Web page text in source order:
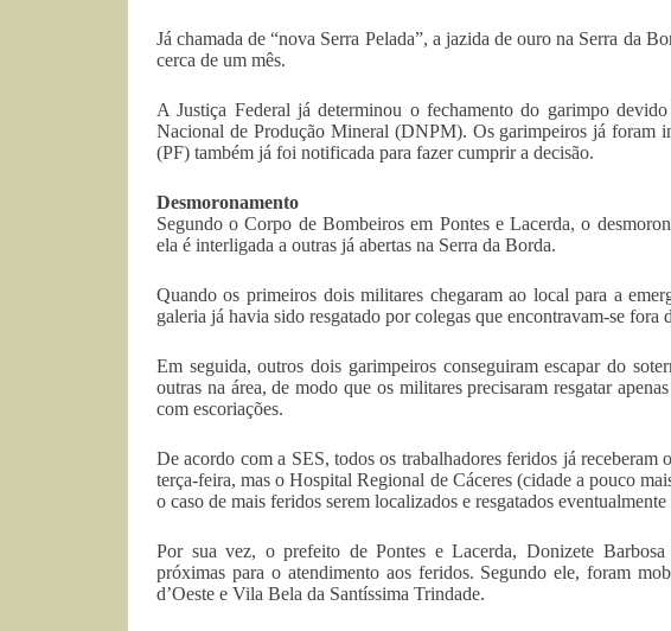
Já chamada de “nova Serra Pelada”, a jazida de ouro na Serra da
cerca de um mês.
A Justiça Federal já determinou o fechamento do garimpo
Nacional de Produção Mineral (DNPM). Os garimpeiros já foram
(PF) também já foi notificada para fazer cumprir a decisão.
Desmoronamento
Segundo o Corpo de Bombeiros em Pontes e Lacerda, o
ela é interligada a outras já abertas na Serra da Borda.
Quando os primeiros dois militares chegaram ao local para a
galeria já havia sido resgatado por colegas que encontravam-se fora
Em seguida, outros dois garimpeiros conseguiram escapar do
outras na área, de modo que os militares precisaram resgatar
com escoriações.
De acordo com a SES, todos os trabalhadores feridos já
terça-feira, mas o Hospital Regional de Cáceres (cidade a pouco
o caso de mais feridos serem localizados e resgatados
Por sua vez, o prefeito de Pontes e Lacerda, Donizete
próximas para o atendimento aos feridos. Segundo ele, foram
d’Oeste e Vila Bela da Santíssima Trindade.